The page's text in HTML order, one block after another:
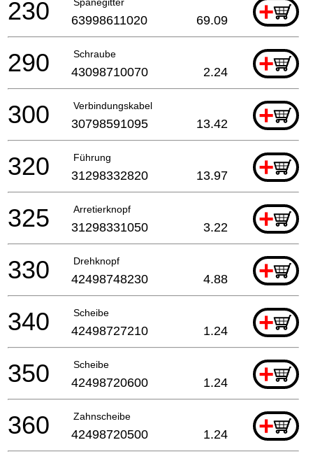
+
230 63998611020 69.09
Schraube +
290 43098710070 2.24
Verbindungskabel +
300 30798591095 13.42
Führung +
320 31298332820 13.97
Arretierknopf +
325 31298331050 3.22
Drehknopf +
330 42498748230 4.88
Scheibe +
340 42498727210 1.24
Scheibe +
350 42498720600 1.24
Zahnscheibe +
360 42498720500 1.24